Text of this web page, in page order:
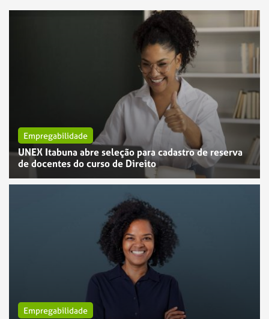
Empregabilidade
UNEX Itabuna abre seleção para cadastro de reserva
de docentes do curso de Direito
Empregabilidade